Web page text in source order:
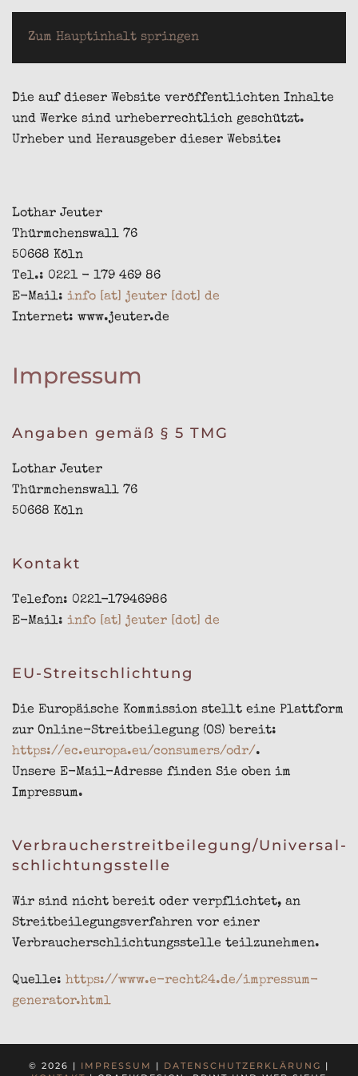
Zum Hauptinhalt springen
Die auf dieser Website veröffentlichten Inhalte
und Werke sind urheberrechtlich geschützt.
Urheber und Herausgeber dieser Website:
Lothar Jeuter
Thürmchenswall 76
50668 Köln
Tel.: 0221 - 179 469 86
E-Mail: info [at] jeuter [dot] de
Internet: www.jeuter.de
Impressum
Angaben gemäß § 5 TMG
Lothar Jeuter
Thürmchenswall 76
50668 Köln
Kontakt
Telefon: 0221-17946986
E-Mail: info [at] jeuter [dot] de
EU-Streitschlichtung
Die Europäische Kommission stellt eine Plattform
zur Online-Streitbeilegung (OS) bereit:
https://ec.europa.eu/consumers/odr/.
Unsere E-Mail-Adresse finden Sie oben im
Impressum.
Verbraucher­streit­beilegung/Universal­
schlichtungs­stelle
Wir sind nicht bereit oder verpflichtet, an
Streitbeilegungsverfahren vor einer
Verbraucherschlichtungsstelle teilzunehmen.
Quelle: https://www.e-recht24.de/impressum-
generator.html
© 2026 | IMPRESSUM | DATENSCHUTZERKLÄRUNG |